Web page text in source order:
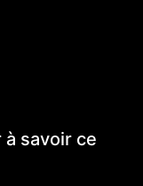
savoir ce